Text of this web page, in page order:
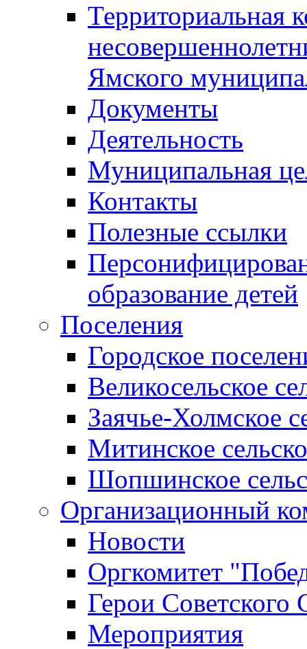
Территориальная
Ямского
Документы
Деятельность
Муниципальная
Контакты
Полезные ссылки
образование детей
Поселения
Городское
Великосельское
Заячье-Холмское
Митинское
Шопшинское
Организационный
Новости
Оргкомитет
Герои Советского
Мероприятия